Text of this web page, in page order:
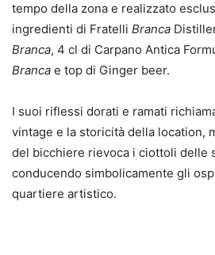
tempo della zona e realizzato
ingredienti di Fratelli Branca
Branca, 4 cl di Carpano Antica
Branca e top di Ginger beer.
I suoi riflessi dorati e ramati
vintage e la storicità della location,
del bicchiere rievoca i ciottoli delle
conducendo simbolicamente gli
quartiere artistico.